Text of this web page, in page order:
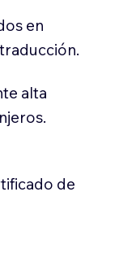
en
alta
de